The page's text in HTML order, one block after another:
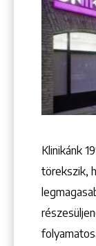
Klinikánk
törekszik,